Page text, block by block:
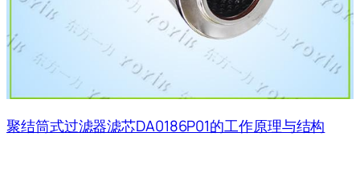
聚结筒式过滤器滤芯DA0186P01的工作原理与结构